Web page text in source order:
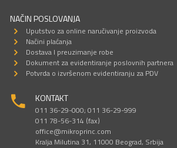
NAČIN POSLOVANJA
Uputstvo za online naručivanje proizvoda
Načini plaćanja
Dostava I preuzimanje robe
Dokument za evidentiranje poslovnih partnera
Potvrda o izvršenom evidentiranju za PDV
KONTAKT
011 36-29-000; 011 36-29-999
011 78-56-314 (fax)
office@mikroprinc.com
Kralja Milutina 31, 11000 Beograd, Srbija